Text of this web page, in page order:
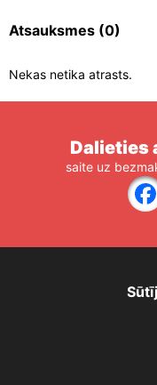
Atsauksmes (0)
Nekas netika atrasts.
Dalieties
saite uz